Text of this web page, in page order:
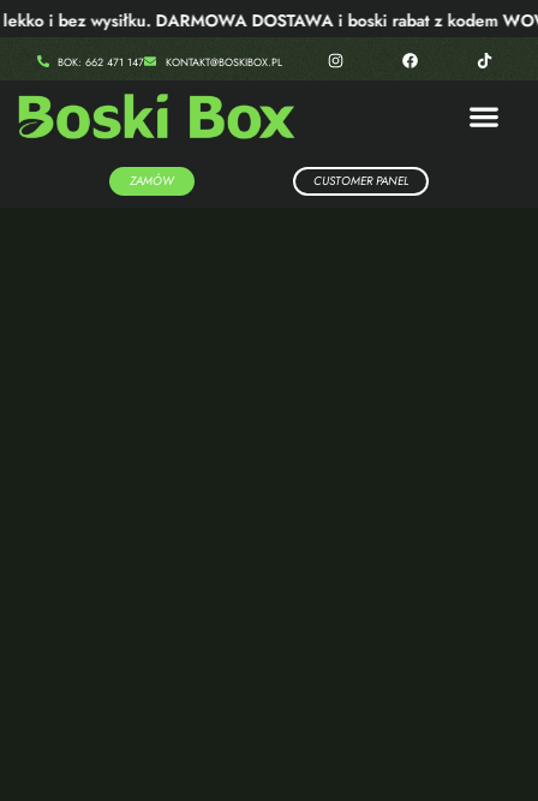
i bez wysiłku. DARMOWA DOSTAWA i boski rabat z kodem
BOK: 662 471 147 KONTAKT@BOSKIBOX.PL
ZAMÓW CUSTOMER PANEL